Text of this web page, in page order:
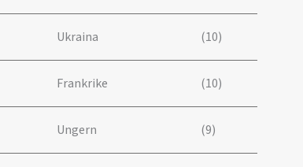
Ukraina (10)
Frankrike (10)
Ungern (9)